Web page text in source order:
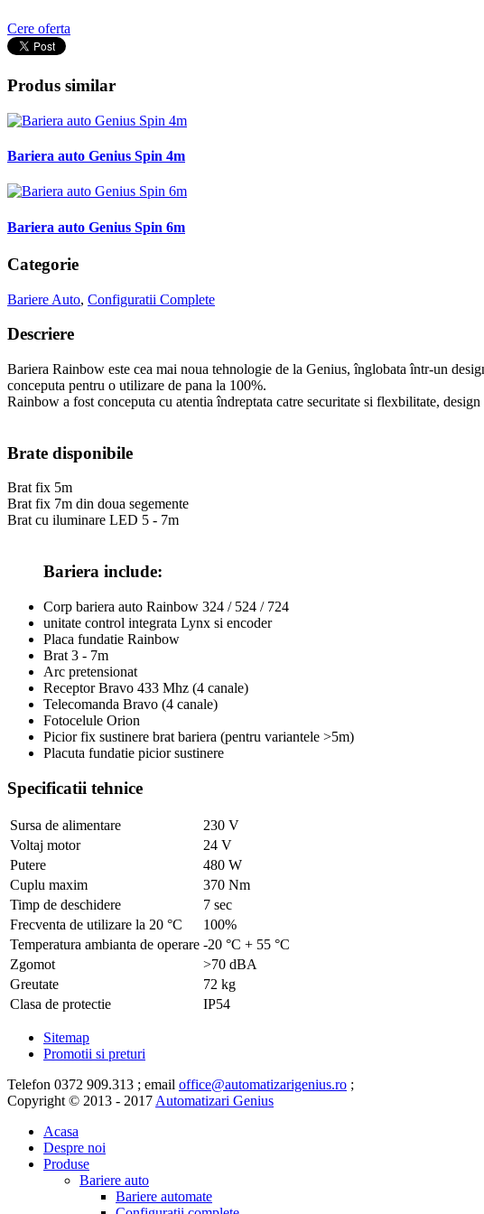
Cere oferta
Produs similar
Bariera auto Genius Spin 4m
Bariera auto Genius Spin 6m
Categorie
Bariere Auto, Configuratii Complete
Descriere
Bariera Rainbow este cea mai noua tehnologie de la Genius, înglobata într-un
conceputa pentru o utilizare de pana la 100%.
Rainbow a fost conceputa cu atentia îndreptata catre securitate si flexbilitate,
Brate disponibile
Brat fix 5m
Brat fix 7m din doua segemente
Brat cu iluminare LED 5 - 7m
Bariera include:
Corp bariera auto Rainbow 324 / 524 / 724
unitate control integrata Lynx si encoder
Placa fundatie Rainbow
Brat 3 - 7m
Arc pretensionat
Receptor Bravo 433 Mhz (4 canale)
Telecomanda Bravo (4 canale)
Fotocelule Orion
Picior fix sustinere brat bariera (pentru variantele >5m)
Placuta fundatie picior sustinere
Specificatii tehnice
Sursa de alimentare
230 V
Voltaj motor
24 V
Putere
480 W
Cuplu maxim
370 Nm
Timp de deschidere
7 sec
Frecventa de utilizare la 20 °C
100%
Temperatura ambianta de operare -20 °C + 55 °C
Zgomot
>70 dBA
Greutate
72 kg
Clasa de protectie
IP54
Sitemap
Promotii si preturi
Telefon 0372 909.313 ; email office@automatizarigenius.ro ;
Copyright © 2013 - 2017 Automatizari Genius
Acasa
Despre noi
Produse
Bariere auto
Bariere automate